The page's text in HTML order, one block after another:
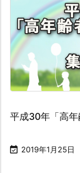
平成30年「高
 2019年1月25日